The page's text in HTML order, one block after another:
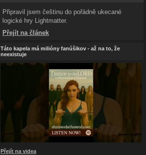
Připravil jsem češtinu do pořádně ukecané
logické hry Lightmatter.
Přejít na článek
Táto kapela má milióny fanúšikov - až na to, že
neexistuje
Přejít na videa